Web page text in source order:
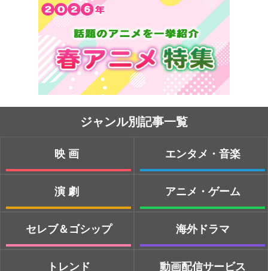
ジャンル別記事一覧
映画
演劇
セレブ＆ゴシップ
トレンド
エンタメ・音楽
アニメ・ゲーム
海外ドラマ
動画配信サービス